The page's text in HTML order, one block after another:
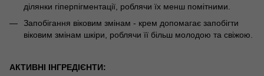
ділянки гіперпігментації, роблячи їх менш помітними.
Запобігання віковим змінам - крем допомагає запобігти
віковим змінам шкіри, роблячи її більш молодою та свіжою.
АКТИВНІ ІНГРЕДІЄНТИ: